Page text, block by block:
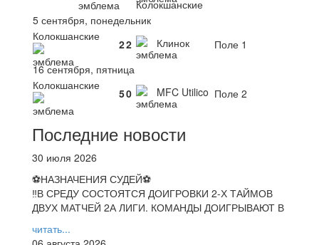
Колокшанские
5 сентября, понедельник
Колокшанские
22 Клинок
Поле 1
16 сентября, пятница
Колокшанские
50 MFC Utilico Поле 2
Последние новости
30 июля 2026
⚽НАЗНАЧЕНИЯ СУДЕЙ⚽
‼В СРЕДУ СОСТОЯТСЯ ДОИГРОВКИ 2-Х ТАЙМОВ
ДВУХ МАТЧЕЙ 2А ЛИГИ. КОМАНДЫ ДОИГРЫВАЮТ В
читать...